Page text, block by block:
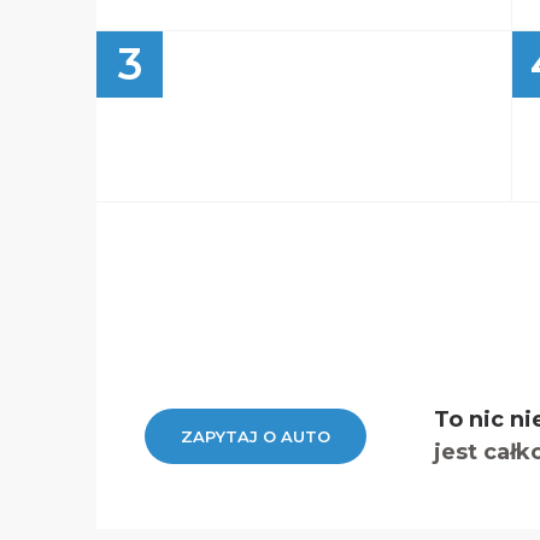
3
ZAPYTAJ O AUTO
To nic
jest